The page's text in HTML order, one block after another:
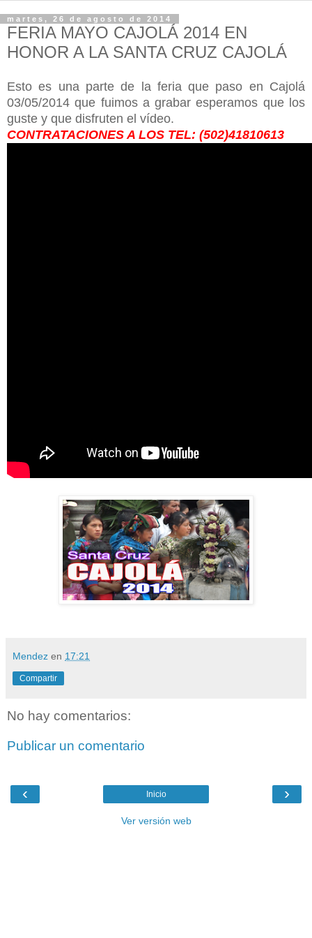
martes, 26 de agosto de 2014
FERIA MAYO CAJOLÁ 2014 EN
HONOR A LA SANTA CRUZ CAJOLÁ
Esto es una parte de la feria que paso en Cajolá
03/05/2014 que fuimos a grabar esperamos que los
guste y que disfruten el vídeo.
CONTRATACIONES A LOS TEL: (502)41810613
Mendez en 17:21
Compartir
No hay comentarios:
Publicar un comentario
‹ ›
Inicio
Ver versión web